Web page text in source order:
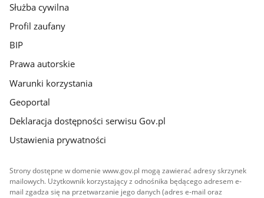
Służba cywilna
Profil zaufany
BIP
Prawa autorskie
Warunki korzystania
Geoportal
Deklaracja dostępności serwisu Gov.pl
Ustawienia prywatności
Strony dostępne w domenie www.gov.pl mogą zawierać adresy skrzynek
mailowych. Użytkownik korzystający z odnośnika będącego adresem e-
mail zgadza się na przetwarzanie jego danych (adres e-mail oraz